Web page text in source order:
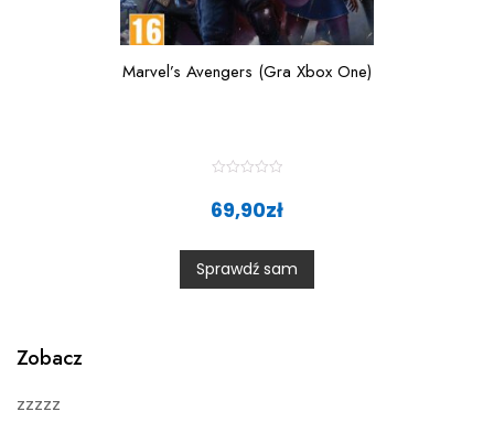
Marvel’s Avengers (Gra Xbox One)
a
t
0
o
t
69,90zł
Sprawdź sam
Zobacz
zzzzz